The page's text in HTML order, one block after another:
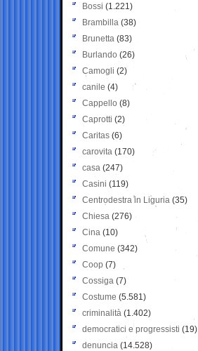
Bossi (1.221)
Brambilla (38)
Brunetta (83)
Burlando (26)
Camogli (2)
canile (4)
Cappello (8)
Caprotti (2)
Caritas (6)
carovita (170)
casa (247)
Casini (119)
Centrodestra in Liguria (35)
Chiesa (276)
Cina (10)
Comune (342)
Coop (7)
Cossiga (7)
Costume (5.581)
criminalità (1.402)
democratici e progressisti (19)
denuncia (14.528)